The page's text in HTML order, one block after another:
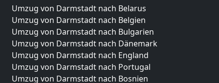
Umzug von Darmstadt nach Belarus
Umzug von Darmstadt nach Belgien
Umzug von Darmstadt nach Bulgarien
Umzug von Darmstadt nach Dänemark
Umzug von Darmstadt nach England
Umzug von Darmstadt nach Portugal
Umzug von Darmstadt nach Bosnien